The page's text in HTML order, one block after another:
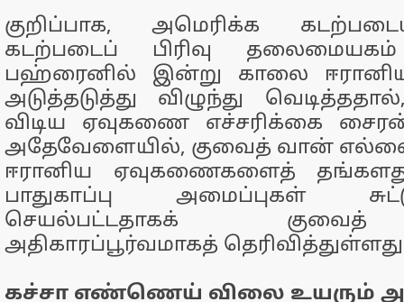
குறிப்பாக, அமெரிக்க
கடற்படைப் பிரிவு
பஹ்ரைனில் இன்று காலை
அடுத்தடுத்து விழுந்து
விடிய ஏவுகணை எச்சரிக்கை
அதேவேளையில், குவைத் வான்
ஈரானிய ஏவுகணைகளைத்
பாதுகாப்பு அமைப்புகள்
செயல்பட்டதாகக்
அதிகாரப்பூர்வமாகத்
கச்சா எண்ணெய் விலை உயரும்